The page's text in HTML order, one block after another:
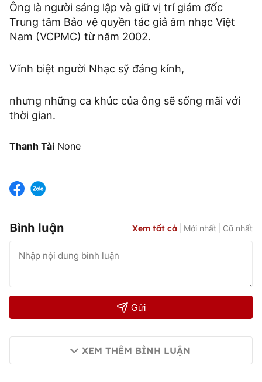
Ông là người sáng lập và giữ vị trí giám đốc
Trung tâm Bảo vệ quyền tác giả âm nhạc Việt
Nam (VCPMC) từ năm 2002.
Vĩnh biệt người Nhạc sỹ đáng kính,
nhưng những ca khúc của ông sẽ sống mãi với
thời gian.
Thanh Tài None
Bình luận Xem tất cả Mới nhất Cũ nhất
Gửi
XEM THÊM BÌNH LUẬN